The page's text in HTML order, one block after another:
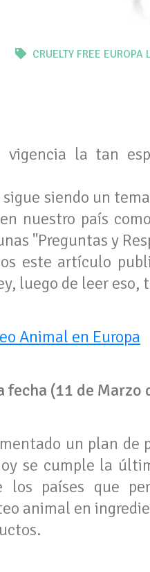
CRUELTY FREE EUROPA
la tan
sigue siendo un
nuestro país
"Preguntas y
este artículo
luego de leer eso,
Animal en Europa
fecha (11 de Marzo
un plan de
se cumple la
los países que
animal en